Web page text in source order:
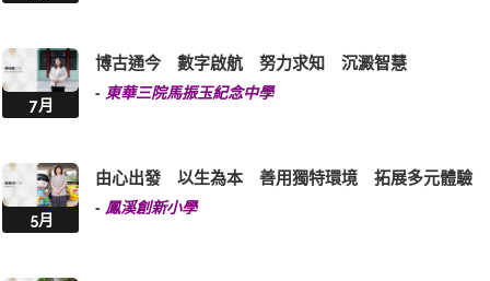
7月
博古通今 數字啟航 努力求知 沉澱智慧
- 東華三院馬振玉紀念中學
5月
由心出發 以生為本 善用獨特環境 拓展多元體驗
- 鳳溪創新小學